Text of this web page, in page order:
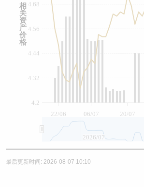
22/06 06/07 20/07
4.2
4.32
4.44
4.56
4.68
2026/07
相
关
资
产
价
格
最后更新时间: 2026-08-07 10:10
牛熊证文件及公告 (瑞信)
收市竞价变化